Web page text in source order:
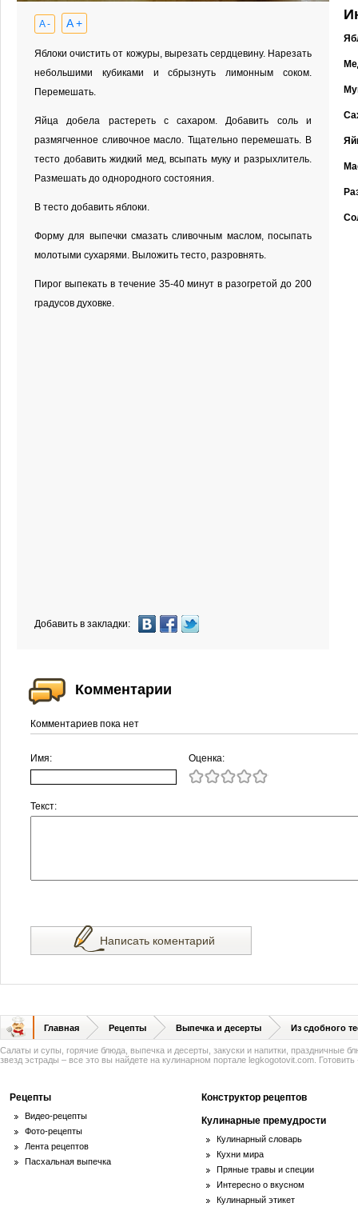
A - A +
Яблоки очистить от кожуры, вырезать сердцевину. Нарезать
небольшими кубиками и сбрызнуть лимонным соком.
Перемешать.
Яйца добела растереть с сахаром. Добавить соль и
размягченное сливочное масло. Тщательно перемешать. В
тесто добавить жидкий мед, всыпать муку и разрыхлитель.
Размешать до однородного состояния.
В тесто добавить яблоки.
Форму для выпечки смазать сливочным маслом, посыпать
молотыми сухарями. Выложить тесто, разровнять.
Пирог выпекать в течение 35-40 минут в разогретой до 200
градусов духовке.
Добавить в закладки:
Комментарии
Комментариев пока нет
Имя: Оценка:
Текст:
Написать коментарий
Главная Рецепты Выпечка и десерты Из сдобного
Салаты и супы, горячие блюда, выпечка и десерты, закуски и напитки, праздничные
звезд эстрады – все это вы найдете на кулинарном портале legkogotovit.com. Готовить
Рецепты
Видео-рецепты
Фото-рецепты
Лента рецептов
Пасхальная выпечка
Конструктор рецептов
Кулинарные премудрости
Кулинарный словарь
Кухни мира
Пряные травы и специи
Интересно о вкусном
Кулинарный этикет